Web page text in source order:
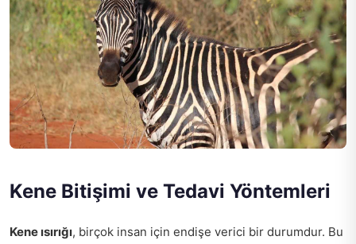
Kene Bitişimi ve Tedavi Yöntemleri
Kene ısırığı, birçok insan için endişe verici bir durumdur. Bu